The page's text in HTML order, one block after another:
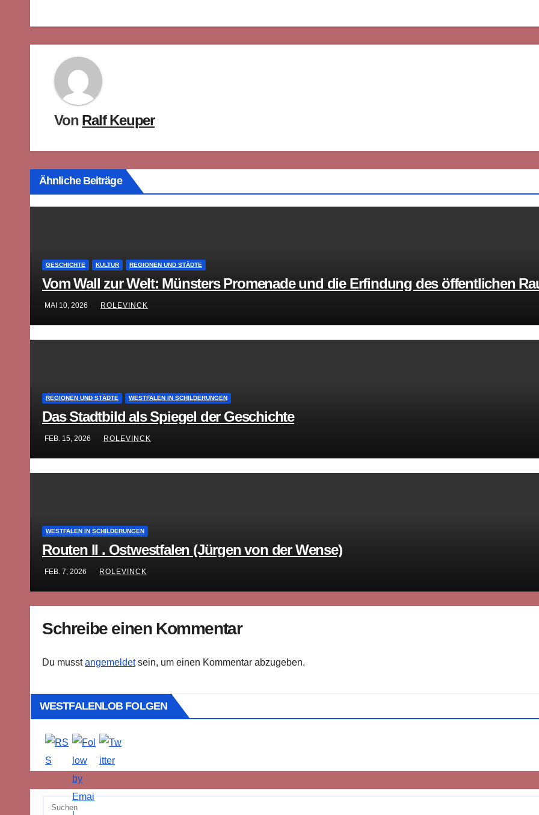
Von Ralf Keuper
Ähnliche Beiträge
GESCHICHTE KULTUR REGIONEN UND STÄDTE
Vom Wall zur Welt: Münsters Promenade und die Erfindung des öffentlichen
MAI 10, 2026 ROLEVINCK
REGIONEN UND STÄDTE WESTFALEN IN SCHILDERUNGEN
Das Stadtbild als Spiegel der Geschichte
FEB. 15, 2026 ROLEVINCK
WESTFALEN IN SCHILDERUNGEN
Routen II . Ostwestfalen (Jürgen von der Wense)
FEB. 7, 2026 ROLEVINCK
Schreibe einen Kommentar
Du musstangemeldetsein, um einen Kommentar abzugeben.
WESTFALENLOB FOLGEN